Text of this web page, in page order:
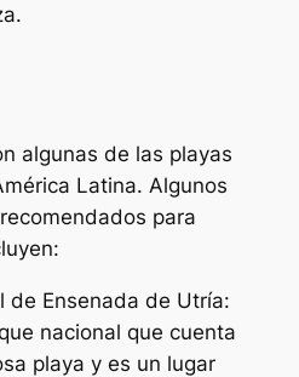
algunas de las playas
Latina. Algunos
para
de Ensenada de Utría:
nacional que cuenta
playa y es un lugar